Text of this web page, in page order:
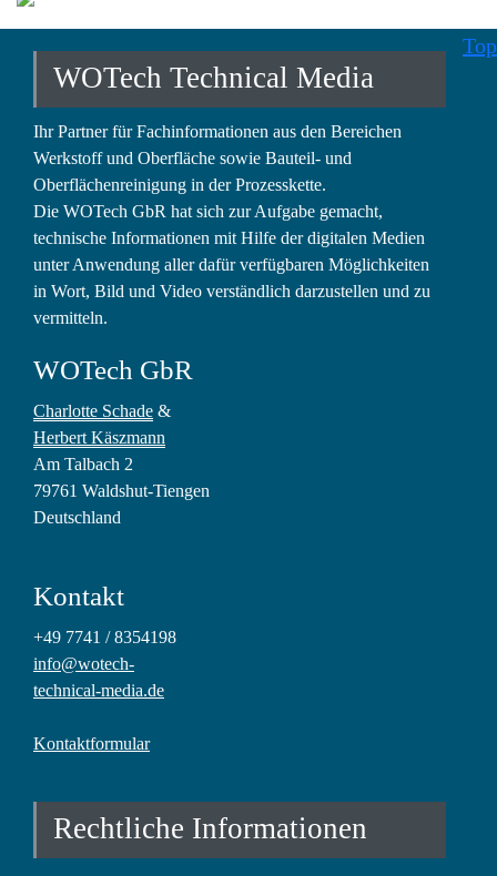
Top
WOTech Technical Media
Ihr Partner für Fachinformationen aus den Bereichen
Werkstoff und Oberfläche sowie Bauteil- und
Oberflächenreinigung in der Prozesskette.
Die WOTech GbR hat sich zur Aufgabe gemacht,
technische Informationen mit Hilfe der digitalen Medien
unter Anwendung aller dafür verfügbaren Möglichkeiten
in Wort, Bild und Video verständlich darzustellen und zu
vermitteln.
WOTech GbR
Charlotte Schade &
Herbert Käszmann
Am Talbach 2
79761 Waldshut-Tiengen
Deutschland
Kontakt
+49 7741 / 8354198
info@wotech-
technical-media.de
Kontaktformular
Rechtliche Informationen